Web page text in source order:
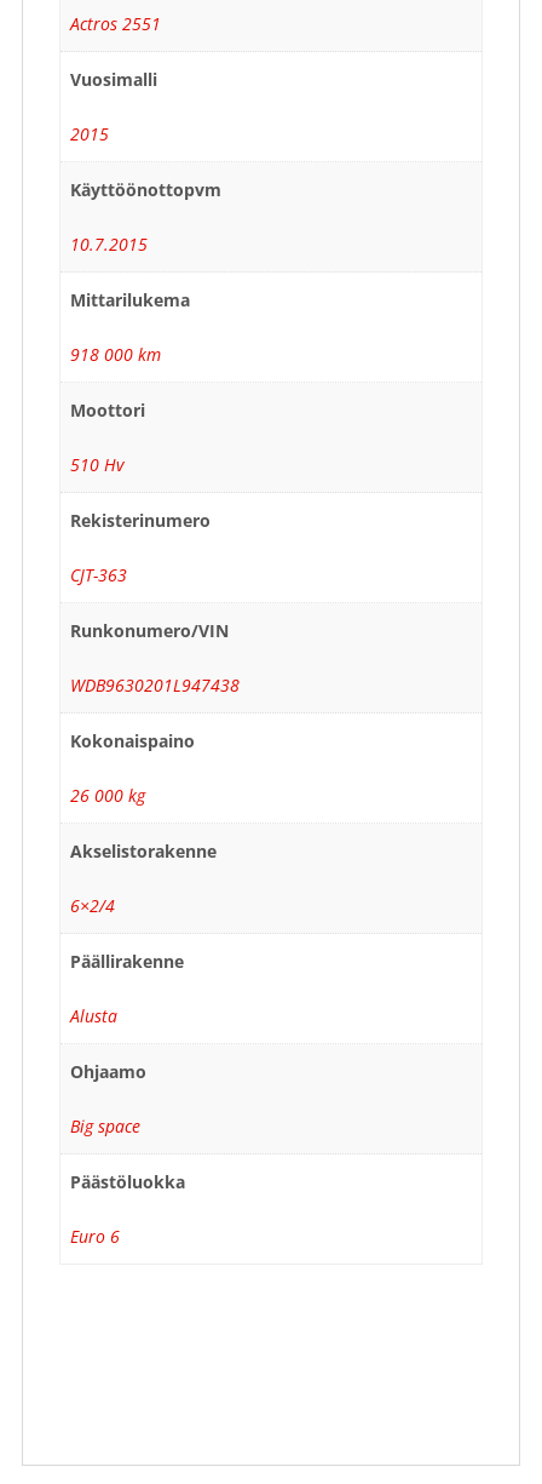
Actros 2551
Vuosimalli
2015
Käyttöönottopvm
10.7.2015
Mittarilukema
918 000 km
Moottori
510 Hv
Rekisterinumero
CJT-363
Runkonumero/VIN
WDB9630201L947438
Kokonaispaino
26 000 kg
Akselistorakenne
6×2/4
Päällirakenne
Alusta
Ohjaamo
Big space
Päästöluokka
Euro 6